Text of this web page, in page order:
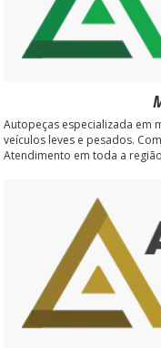
Autopeças especializada em
veículos leves e pesados.
Atendimento em toda a